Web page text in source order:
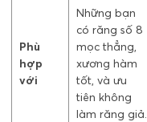
Phù
hợp
với
Những bạn
có răng số 8
mọc thẳng,
xương hàm
tốt, và ưu
tiên không
làm răng giả.